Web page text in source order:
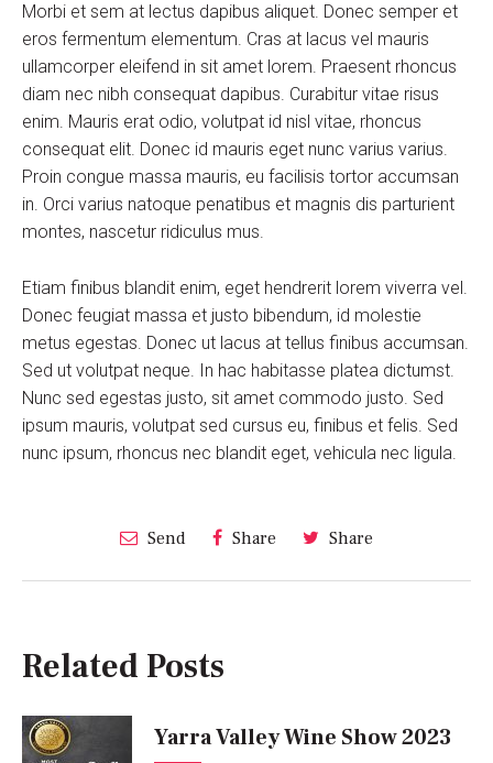
Morbi et sem at lectus dapibus aliquet. Donec semper et
eros fermentum elementum. Cras at lacus vel mauris
ullamcorper eleifend in sit amet lorem. Praesent rhoncus
diam nec nibh consequat dapibus. Curabitur vitae risus
enim. Mauris erat odio, volutpat id nisl vitae, rhoncus
consequat elit. Donec id mauris eget nunc varius varius.
Proin congue massa mauris, eu facilisis tortor accumsan
in. Orci varius natoque penatibus et magnis dis parturient
montes, nascetur ridiculus mus.
Etiam finibus blandit enim, eget hendrerit lorem viverra vel.
Donec feugiat massa et justo bibendum, id molestie
metus egestas. Donec ut lacus at tellus finibus accumsan.
Sed ut volutpat neque. In hac habitasse platea dictumst.
Nunc sed egestas justo, sit amet commodo justo. Sed
ipsum mauris, volutpat sed cursus eu, finibus et felis. Sed
nunc ipsum, rhoncus nec blandit eget, vehicula nec ligula.
Send Share Share
Related Posts
Yarra Valley Wine Show 2023